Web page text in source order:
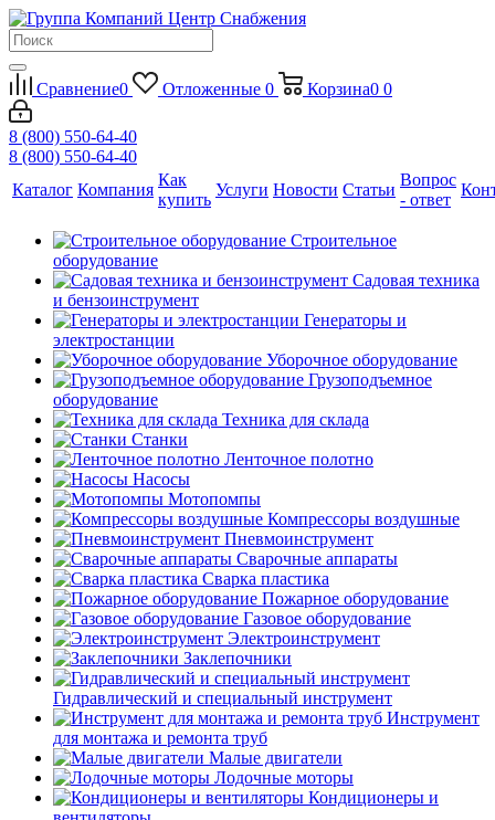
Сравнение0 Отложенные 0 Корзина0 0
8 (800) 550-64-40
8 (800) 550-64-40
Каталог Компания
Как
купить
Услуги Новости Статьи
Вопрос
- ответ
Строительное
оборудование
Садовая техника
и бензоинструмент
Генераторы и
электростанции
Уборочное оборудование
Грузоподъемное
оборудование
Техника для склада
Станки
Ленточное полотно
Насосы
Мотопомпы
Компрессоры воздушные
Пневмоинструмент
Сварочные аппараты
Сварка пластика
Пожарное оборудование
Газовое оборудование
Электроинструмент
Заклепочники
Гидравлический и специальный инструмент
Инструмент
для монтажа и ремонта труб
Малые двигатели
Лодочные моторы
Кондиционеры и